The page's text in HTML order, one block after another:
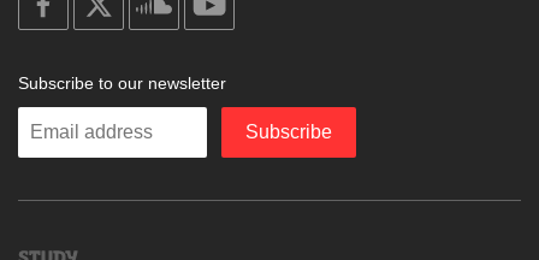
facebook
soundcloud
Subscribe to our newsletter
Enter
Subscribe
Study